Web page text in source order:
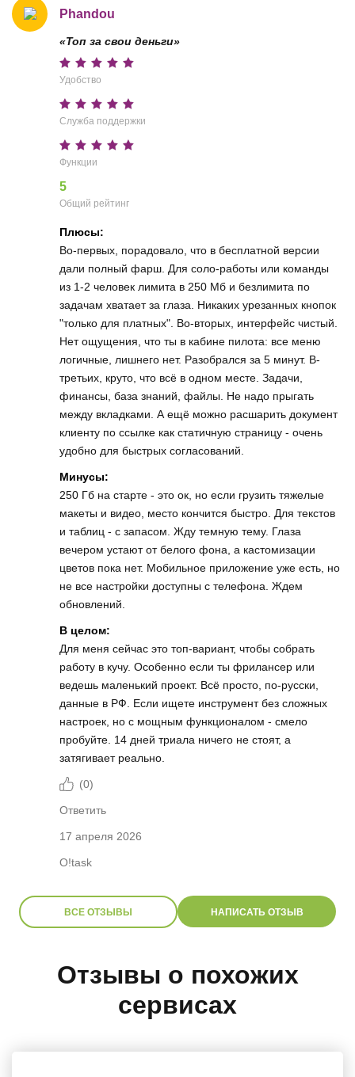
Phandou
«Топ за свои деньги»
Удобство
Служба поддержки
Функции
5
Общий рейтинг
Плюсы:
Во-первых, порадовало, что в бесплатной версии
дали полный фарш. Для соло-работы или команды
из 1-2 человек лимита в 250 Мб и безлимита по
задачам хватает за глаза. Никаких урезанных кнопок
"только для платных". Во-вторых, интерфейс чистый.
Нет ощущения, что ты в кабине пилота: все меню
логичные, лишнего нет. Разобрался за 5 минут. В-
третьих, круто, что всё в одном месте. Задачи,
финансы, база знаний, файлы. Не надо прыгать
между вкладками. А ещё можно расшарить документ
клиенту по ссылке как статичную страницу - очень
удобно для быстрых согласований.
Минусы:
250 Гб на старте - это ок, но если грузить тяжелые
макеты и видео, место кончится быстро. Для текстов
и таблиц - с запасом. Жду темную тему. Глаза
вечером устают от белого фона, а кастомизации
цветов пока нет. Мобильное приложение уже есть, но
не все настройки доступны с телефона. Ждем
обновлений.
В целом:
Для меня сейчас это топ-вариант, чтобы собрать
работу в кучу. Особенно если ты фрилансер или
ведешь маленький проект. Всё просто, по-русски,
данные в РФ. Если ищете инструмент без сложных
настроек, но с мощным функционалом - смело
пробуйте. 14 дней триала ничего не стоят, а
затягивает реально.
(0)
Ответить
17 апреля 2026
O!task
ВСЕ ОТЗЫВЫ НАПИСАТЬ ОТЗЫВ
Отзывы о похожих
сервисах